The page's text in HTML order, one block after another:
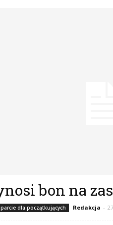
bon na
dla początkujących Redakcja -